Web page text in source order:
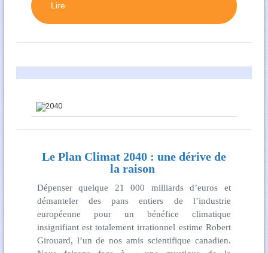
Lire
Le Plan Climat 2040 : une dérive de
la raison
Dépenser quelque 21 000 milliards d’euros et
démanteler des pans entiers de l’industrie
européenne pour un bénéfice climatique
insignifiant est totalement irrationnel estime Robert
Girouard, l’un de nos amis scientifique canadien.